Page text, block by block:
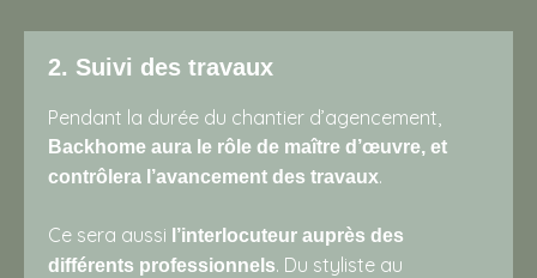
2. Suivi des travaux
Pendant la durée du chantier d’agencement,
Backhome aura le rôle de maître d’œuvre, et
contrôlera l’avancement des travaux.
Ce sera aussi l’interlocuteur auprès des
différents professionnels. Du styliste au